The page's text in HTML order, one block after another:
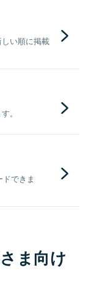
い順に掲載
。
できま
ま向け